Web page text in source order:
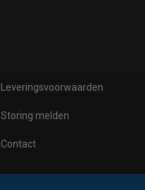
Leveringsvoorwaarden
Storing melden
Contact